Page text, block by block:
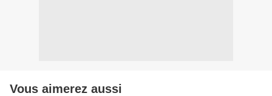
Vous aimerez aussi